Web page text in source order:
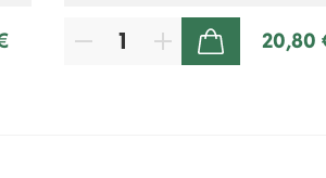
20,80